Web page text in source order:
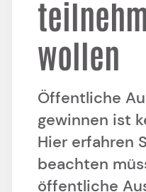
wollen
Öffentliche
gewinnen ist
Hier erfahren
beachten
öffentliche